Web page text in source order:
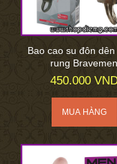
Bao cao su đôn dên
rung Bravemen
450.000